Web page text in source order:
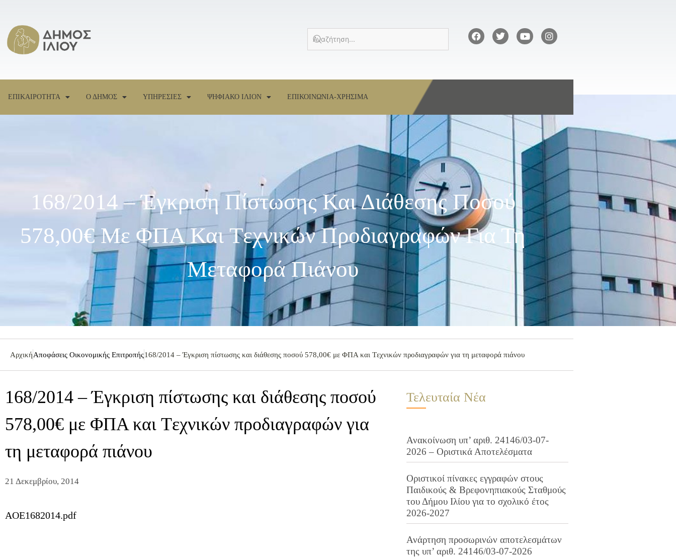
ΕΠΙΚΑΙΡΟΤΗΤΑ Ο ΔΗΜΟΣ ΥΠΗΡΕΣΙΕΣ ΨΗΦΙΑΚΟ ΙΛΙΟΝ ΕΠΙΚΟΙΝΩΝΙΑ-ΧΡΗΣΙΜΑ
168/2014 – Έγκριση Πίστωσης Και Διάθεσης Ποσού
578,00€ Με ΦΠΑ Και Tεχνικών Προδιαγραφών Για Τη
Μεταφορά Πιάνου
ΑρχικήΑποφάσεις Οικονομικής Επιτροπής168/2014 – Έγκριση πίστωσης και διάθεσης ποσού 578,00€ με ΦΠΑ και Tεχνικών προδιαγραφών για τη μεταφορά πιάνου
168/2014 – Έγκριση πίστωσης και διάθεσης ποσού
578,00€ με ΦΠΑ και Tεχνικών προδιαγραφών για
τη μεταφορά πιάνου
21 Δεκεμβρίου, 2014
AOE1682014.pdf
Τελευταία Νέα
Ανακοίνωση υπ’ αριθ. 24146/03-07-
2026 – Οριστικά Αποτελέσματα
Οριστικοί πίνακες εγγραφών στους
Παιδικούς & Βρεφονηπιακούς Σταθμούς
του Δήμου Ιλίου για το σχολικό έτος
2026-2027
Ανάρτηση προσωρινών αποτελεσμάτων
της υπ’ αριθ. 24146/03-07-2026